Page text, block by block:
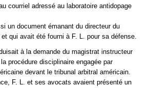
courriel adressé au laboratoire antidopage
un document émanant du directeur du
qui avait été fourni à F. L. pour sa défense.
à la demande du magistrat instructeur
procédure disciplinaire engagée par
devant le tribunal arbitral américain.
F. L. et ses avocats avaient présenté un